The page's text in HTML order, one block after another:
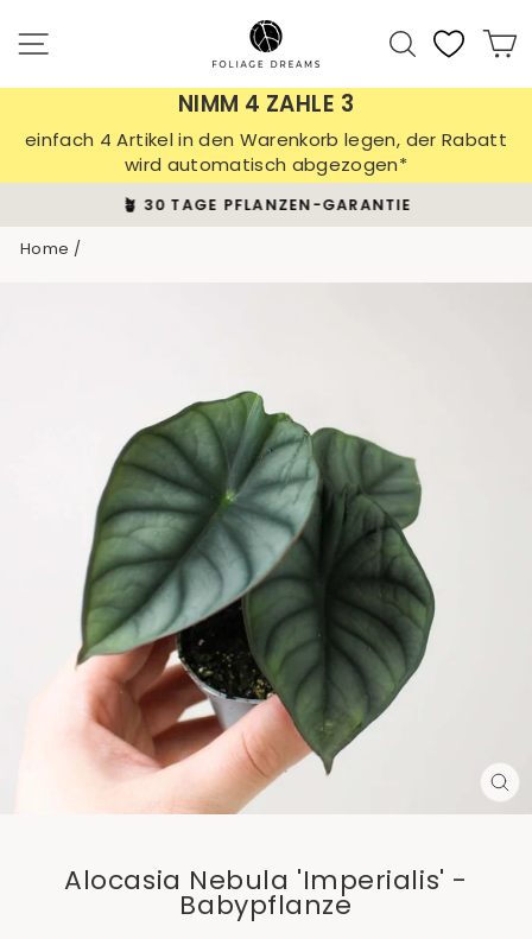
content
Search
NIMM 4 ZAHLE 3
einfach 4 Artikel in den Warenkorb legen, der Rabatt
wird automatisch abgezogen*
Pause
🪴 30 TAGE PFLANZEN-GARANTIE
Home /
Alocasia Nebula 'Imperialis' -
Babypflanze